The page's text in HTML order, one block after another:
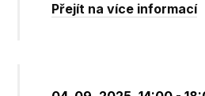
Přejít na více informací